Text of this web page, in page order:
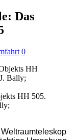
Das
0
HH 505.